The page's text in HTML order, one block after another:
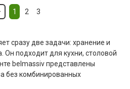
1 2 3
сразу две задачи: хранение и
Он подходит для кухни, столовой
belmassiv представлены
без комбинированных